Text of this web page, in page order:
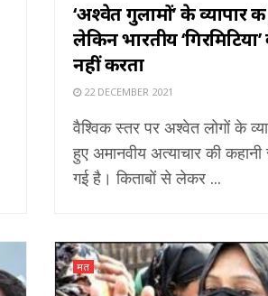
‘अश्वेत गुलामों’ के व्यापार
लेकिन भारतीय
नहीं करता
22 DECEMBER 2021
वैश्विक स्तर पर अश्वेत लोगों के
हुए अमानवीय अत्याचार की
गई है। किताबों से लेकर ...
मत